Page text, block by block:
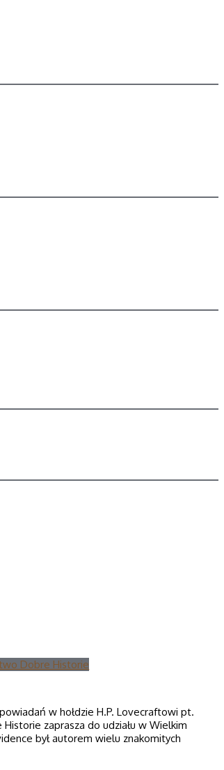
Dobre Historie
w hołdzie H.P. Lovecraftowi pt.
zaprasza do udziału w Wielkim
był autorem wielu znakomitych